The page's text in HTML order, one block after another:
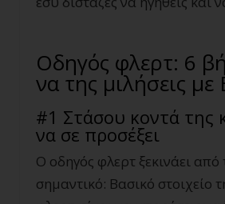
Οδηγός φλερτ: 6
να της μιλήσεις με
#1 Στάσου κοντά της
να σε προσέξει
Ο οδηγός φλερτ ξεκινάει από
σημαντικό: Βασικό στοιχείο